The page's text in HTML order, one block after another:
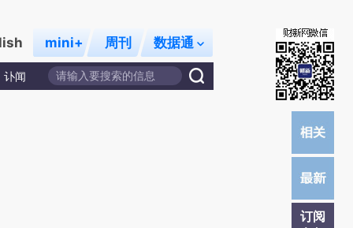
mini+ 周刊 数据通
讣闻
订阅